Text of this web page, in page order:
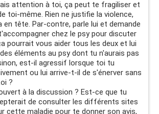
attention à toi, ça peut te fragiliser et
toi-même. Rien ne justifie la violence,
tête. Par-contre, parle lui et demande
chez le psy pour discuter
pourrait vous aider tous les deux et lui
éléments au psy dont tu n'aurais pas
est-il agressif lorsque toi tu
ou lui arrive-t-il de s'énerver sans
?
à la discussion ? Est-ce que tu
de consulter les différents sites
cette maladie pour te donner son avis,